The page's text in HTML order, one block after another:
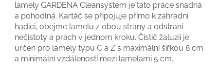
lamely GARDENA Cleansystem je tato práce snadná
a pohodlná. Kartáč se připojuje přímo k zahradní
hadici, obejme lamelu z obou strany a odstraní
nečistoty a prach v jednom kroku. Čistič žaluzií je
určen pro lamely typu C a Z s maximální šířkou 8 cm
a minimální vzdáleností mezi lamelami 5 cm.